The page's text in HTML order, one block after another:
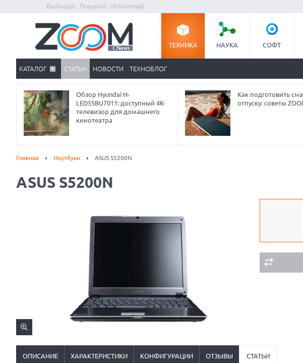
Выбирай : Покупай : Используй
ТЕХНИКА НАУКА СОФТ
КАТАЛОГ СТАТЬИ НОВОСТИ ТЕХНОБЛОГ
Обзор Hyundai H-
LED55BU7011: доступный 4K-
телевизор для домашнего
кинотеатра
Как подготовить
отпуску: советы
Главная Ноутбуки ASUS S5200N
ASUS S5200N
ОПИСАНИЕ ХАРАКТЕРИСТИКИ КОНФИГУРАЦИИ ОТЗЫВЫ СТАТЬИ